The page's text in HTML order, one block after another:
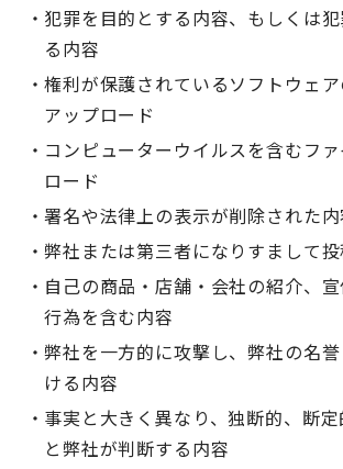
犯罪を目的とする内容、もしくは
る内容
権利が保護されているソフトウェ
アップロード
コンピューターウイルスを含むフ
ロード
署名や法律上の表示が削除された内
弊社または第三者になりすまして
自己の商品・店舗・会社の紹介、
行為を含む内容
弊社を一方的に攻撃し、弊社の名
ける内容
事実と大きく異なり、独断的、断
と弊社が判断する内容